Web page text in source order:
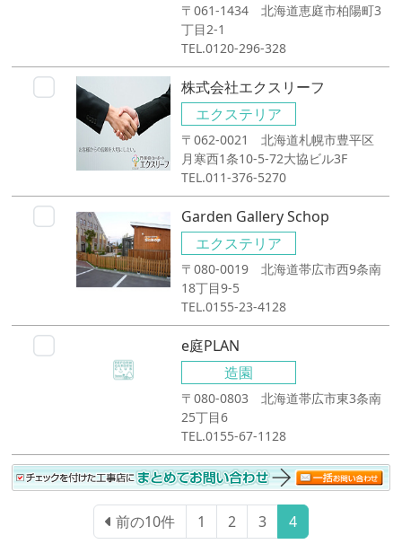
〒061-1434 北海道恵庭市柏陽町3
丁目2-1
TEL.0120-296-328
株式会社エクスリーフ
エクステリア
〒062-0021 北海道札幌市豊平区
月寒西1条10-5-72大協ビル3F
TEL.011-376-5270
Garden Gallery Schop
エクステリア
〒080-0019 北海道帯広市西9条南
18丁目9-5
TEL.0155-23-4128
e庭PLAN
造園
〒080-0803 北海道帯広市東3条南
25丁目6
TEL.0155-67-1128
前の10件 1 2 3 4